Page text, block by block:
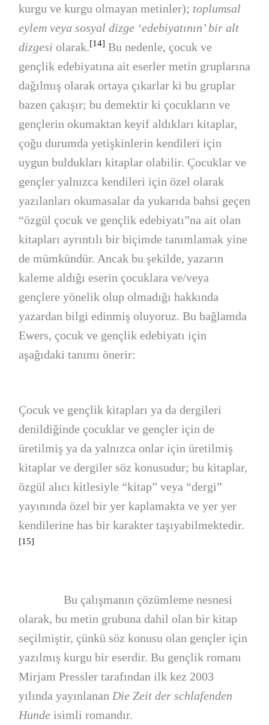
kurgu ve kurgu olmayan metinler); toplumsal
eylem veya sosyal dizge ‘edebiyatının’ bir alt
dizgesi olarak.[14] Bu nedenle, çocuk ve
gençlik edebiyatına ait eserler metin gruplarına
dağılmış olarak ortaya çıkarlar ki bu gruplar
bazen çakışır; bu demektir ki çocukların ve
gençlerin okumaktan keyif aldıkları kitaplar,
çoğu durumda yetişkinlerin kendileri için
uygun buldukları kitaplar olabilir. Çocuklar ve
gençler yalnızca kendileri için özel olarak
yazılanları okumasalar da yukarıda bahsi geçen
“özgül çocuk ve gençlik edebiyatı”na ait olan
kitapları ayrıntılı bir biçimde tanımlamak yine
de mümkündür. Ancak bu şekilde, yazarın
kaleme aldığı eserin çocuklara ve/veya
gençlere yönelik olup olmadığı hakkında
yazardan bilgi edinmiş oluyoruz. Bu bağlamda
Ewers, çocuk ve gençlik edebiyatı için
aşağıdaki tanımı önerir:
Çocuk ve gençlik kitapları ya da dergileri
denildiğinde çocuklar ve gençler için de
üretilmiş ya da yalnızca onlar için üretilmiş
kitaplar ve dergiler söz konusudur; bu kitaplar,
özgül alıcı kitlesiyle “kitap” veya “dergi”
yayınında özel bir yer kaplamakta ve yer yer
kendilerine has bir karakter taşıyabilmektedir.
[15]
Bu çalışmanın çözümleme nesnesi
olarak, bu metin grubuna dahil olan bir kitap
seçilmiştir, çünkü söz konusu olan gençler için
yazılmış kurgu bir eserdir. Bu gençlik romanı
Mirjam Pressler tarafından ilk kez 2003
yılında yayınlanan Die Zeit der schlafenden
Hunde isimli romandır.